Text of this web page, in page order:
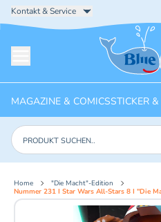
Kontakt & Service
Startseite
MAGAZINE & COMICSSTICKER
Produkte suchen
Home
"Die Macht"-Edition
Nummer 231 I Star Wars All-Stars 8 I "Die